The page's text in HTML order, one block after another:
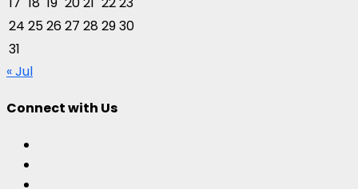
24 252627 282930
31
« Jul
Connect with Us